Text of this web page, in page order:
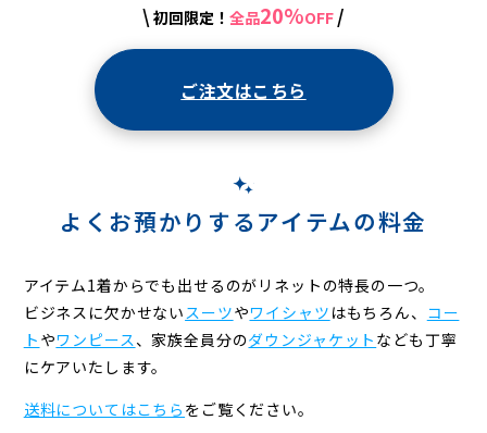
\ 初回限定！ 全品20%OFF /
ご注文はこちら
よくお預かりするアイテムの料金
アイテム1着からでも出せるのがリネットの特長の一つ。
ビジネスに欠かせない スーツやワイシャツ はもちろん、 コー
ト やワンピース 、 家族全員分のダウンジャケット なども丁寧
にケアいたします。
送料についてはこちら をご覧ください。